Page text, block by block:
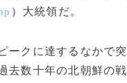
）大統領だ。
クに達するなかで
去数十年の北朝鮮の